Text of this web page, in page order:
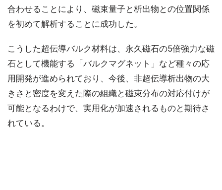
合わせることにより、磁束量子と析出物との位置関係
を初めて解析することに成功した。
こうした超伝導バルク材料は、永久磁石の5倍強力な磁
石として機能する「バルクマグネット」など種々の応
用開発が進められており、今後、非超伝導析出物の大
きさと密度を変えた際の組織と磁束分布の対応付けが
可能となるわけで、実用化が加速されるものと期待さ
れている。